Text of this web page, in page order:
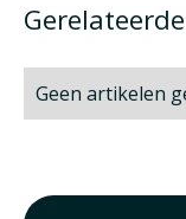
Geen artikelen